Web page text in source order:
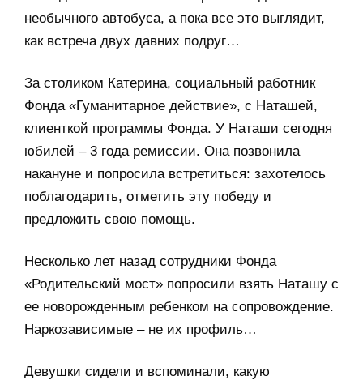
необычного автобуса, а пока все это выглядит,
как встреча двух давних подруг…
За столиком Катерина, социальный работник
Фонда «Гуманитарное действие», с Наташей,
клиенткой программы Фонда. У Наташи сегодня
юбилей – 3 года ремиссии. Она позвонила
накануне и попросила встретиться: захотелось
поблагодарить, отметить эту победу и
предложить свою помощь.
Несколько лет назад сотрудники Фонда
«Родительский мост» попросили взять Наташу с
ее новорожденным ребенком на сопровождение.
Наркозависимые – не их профиль…
Девушки сидели и вспоминали, какую